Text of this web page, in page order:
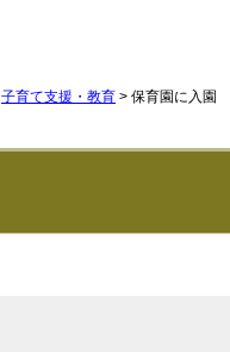
子育て支援・教育 > 保育園に入園